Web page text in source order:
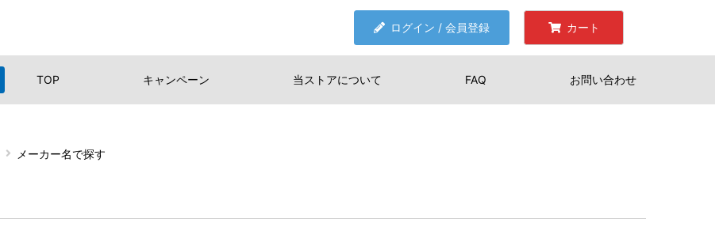
ログイン / 会員登録 カート
TOP キャンペーン 当ストアについて FAQ お問い合わせ
メーカー名で探す